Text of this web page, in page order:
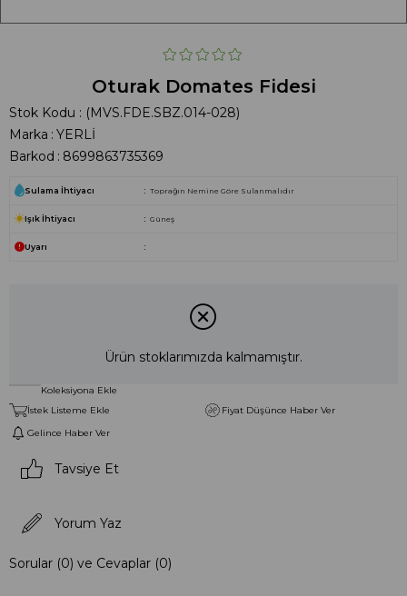
Oturak Domates Fidesi
Stok Kodu
(MVS.FDE.SBZ.014-028)
Marka : YERLİ
Barkod : 8699863735369
Sulama İhtiyacı Toprağın Nemine Göre Sulanmalıdır
Işık İhtiyacı Güneş
Uyarı
Ürün stoklarımızda kalmamıştır.
Koleksiyona Ekle
İstek Listeme Ekle
Fiyat Düşünce Haber Ver
Gelince Haber Ver
Tavsiye Et
Yorum Yaz
Sorular (0) ve Cevaplar (0)